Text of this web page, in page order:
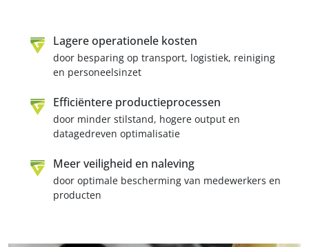
Lagere operationele kosten
door besparing op transport, logistiek, reiniging
en personeelsinzet
Efficiëntere productieprocessen
door minder stilstand, hogere output en
datagedreven optimalisatie
Meer veiligheid en naleving
door optimale bescherming van medewerkers en
producten